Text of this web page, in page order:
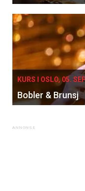
Få
KURS I OSLO, 05.
Bobler & Brunsj